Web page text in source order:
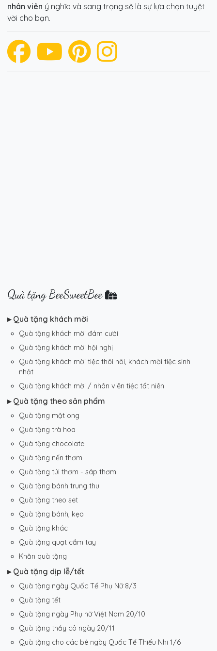
nhân viên ý nghĩa và sang trọng sẽ là sự lựa chọn tuyệt
vời cho bạn.
Quà tặng BeeSweetBee
▸ Quà tặng khách mời
Quà tặng khách mời đám cưới
Quà tặng khách mời hội nghị
Quà tặng khách mời tiệc thôi nôi, khách mời tiệc sinh
nhật
Quà tặng khách mời / nhân viên tiệc tất niên
▸ Quà tặng theo sản phẩm
Quà tặng mật ong
Quà tặng trà hoa
Quà tặng chocolate
Quà tặng nến thơm
Quà tặng túi thơm - sáp thơm
Quà tặng bánh trung thu
Quà tặng theo set
Quà tặng bánh, kẹo
Quà tặng khác
Quà tặng quạt cầm tay
Khăn quà tặng
▸ Quà tặng dịp lễ/tết
Quà tặng ngày Quốc Tế Phụ Nữ 8/3
Quà tặng tết
Quà tặng ngày Phụ nữ Việt Nam 20/10
Quà tặng thầy cô ngày 20/11
Quà tặng cho các bé ngày Quốc Tế Thiếu Nhi 1/6